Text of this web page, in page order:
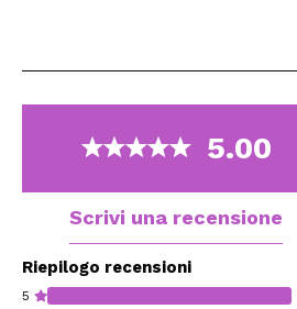
5.00
Scrivi una recensione
Riepilogo recensioni
5